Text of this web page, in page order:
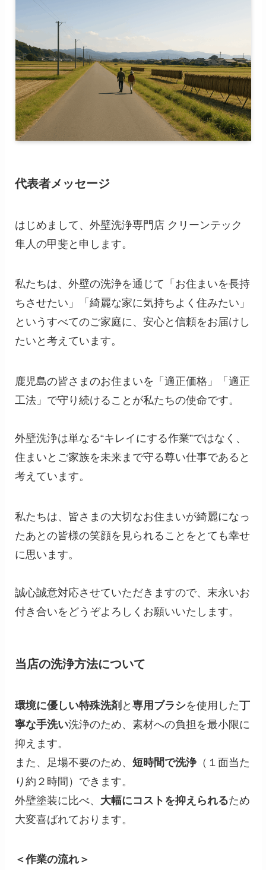
代表者メッセージ
はじめまして、外壁洗浄専門店 クリーンテック
隼人の甲斐と申します。
私たちは、外壁の洗浄を通じて「お住まいを長持
ちさせたい」「綺麗な家に気持ちよく住みたい」
というすべてのご家庭に、安心と信頼をお届けし
たいと考えています。
鹿児島の皆さまのお住まいを「適正価格」「適正
工法」で守り続けることが私たちの使命です。
外壁洗浄は単なる“キレイにする作業”ではなく、
住まいとご家族を未来まで守る尊い仕事であると
考えています。
私たちは、皆さまの大切なお住まいが綺麗になっ
たあとの皆様の笑顔を見られることをとても幸せ
に思います。
誠心誠意対応させていただきますので、末永いお
付き合いをどうぞよろしくお願いいたします。
当店の洗浄方法について
環境に優しい特殊洗剤 と専用ブラシを使用した丁
寧な手洗い洗浄のため、素材への負担を最小限に
抑えます。
また、足場不要のため、短時間で洗浄（１面当た
り約２時間）できます。
外壁塗装に比べ、 大幅にコストを抑えられるため
大変喜ばれております。
＜作業の流れ＞